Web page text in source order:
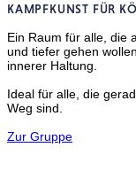
KAMPFKUNST FÜR
Ein Raum für alle, die
und tiefer gehen
innerer Haltung.
Ideal für alle, die
Weg sind.
Zur Gruppe